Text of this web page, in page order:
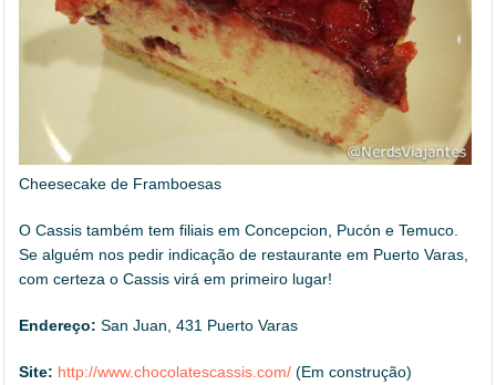
Cheesecake de Framboesas
O Cassis também tem filiais em Concepcion, Pucón e Temuco.
Se alguém nos pedir indicação de restaurante em Puerto Varas,
com certeza o Cassis virá em primeiro lugar!
Endereço:San Juan, 431 Puerto Varas
Site: http://www.chocolatescassis.com/ (Em construção)